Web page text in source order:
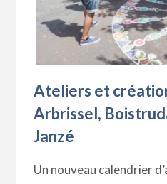
Ateliers et
Arbrissel,
Janzé
Un nouveau calendrier